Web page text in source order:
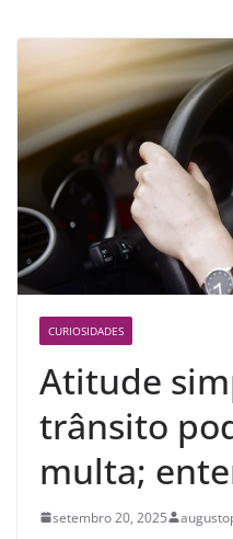
CURIOSIDADES
Atitude
trânsito
multa;
setembro 20, 2025